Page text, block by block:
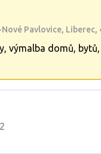
vaše stavební
Pavlovice, Liberec,
výmalba domů,